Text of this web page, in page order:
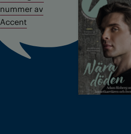
nummer av
Accent